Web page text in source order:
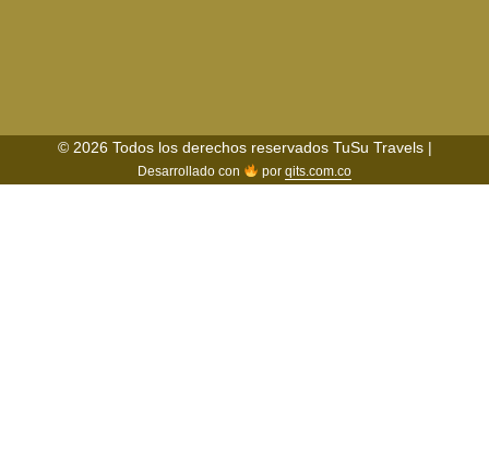
© 2026 Todos los derechos reservados TuSu Travels |
Desarrollado con por qits.com.co